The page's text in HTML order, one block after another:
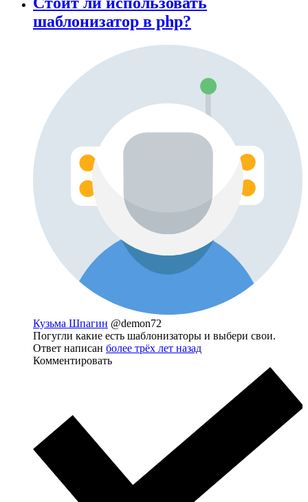
шаблонизатор в php?
Кузьма Шпагин @demon72
Погугли какие есть шаблонизаторы и выбери свои.
Ответ написан более трёх лет назад
Комментировать